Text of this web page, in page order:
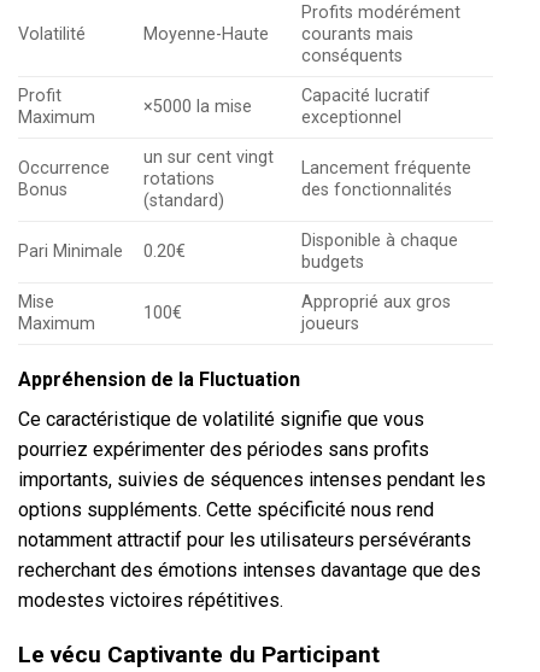
Volatilité Moyenne-Haute
Profits modérément
courants mais
conséquents
Profit
Maximum
×5000 la mise
Capacité lucratif
exceptionnel
Occurrence
Bonus
un sur cent vingt
rotations
(standard)
Lancement fréquente
des fonctionnalités
Pari Minimale 0.20€
Disponible à chaque
budgets
Mise
Maximum
100€
Approprié aux gros
joueurs
Appréhension de la Fluctuation
Ce caractéristique de volatilité signifie que vous
pourriez expérimenter des périodes sans profits
importants, suivies de séquences intenses pendant les
options suppléments. Cette spécificité nous rend
notamment attractif pour les utilisateurs persévérants
recherchant des émotions intenses davantage que des
modestes victoires répétitives.
Le vécu Captivante du Participant